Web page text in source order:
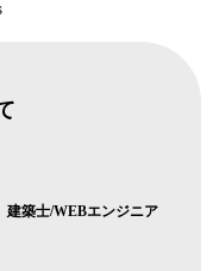
建築士/WEBエンジニア